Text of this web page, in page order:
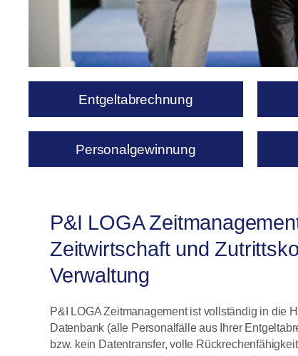
Entgeltabrechnung
Personalgewinnung
P&I LOGA
Zeitwirtschaft und
Verwaltung
P&I LOGA Zeitmanagement ist vollständig in die
Datenbank (alle Personalfälle aus Ihrer
bzw. kein Datentransfer, volle